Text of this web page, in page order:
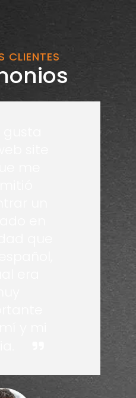
CLIENTES